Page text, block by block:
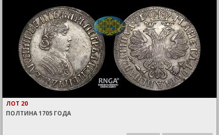
ЛОТ 20
ПОЛТИНА 1705 ГОДА